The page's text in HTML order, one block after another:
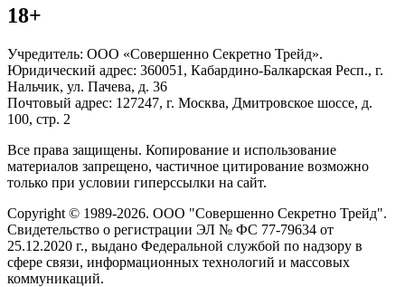
18+
Учредитель: ООО «Совершенно Секретно Трейд».
Юридический адрес: 360051, Кабардино-Балкарская Респ., г.
Нальчик, ул. Пачева, д. 36
Почтовый адрес: 127247, г. Москва, Дмитровское шоссе, д.
100, стр. 2
Все права защищены. Копирование и использование
материалов запрещено, частичное цитирование возможно
только при условии гиперссылки на сайт.
Copyright © 1989-2026. ООО "Совершенно Секретно Трейд".
Свидетельство о регистрации ЭЛ № ФС 77-79634 от
25.12.2020 г., выдано Федеральной службой по надзору в
сфере связи, информационных технологий и массовых
коммуникаций.